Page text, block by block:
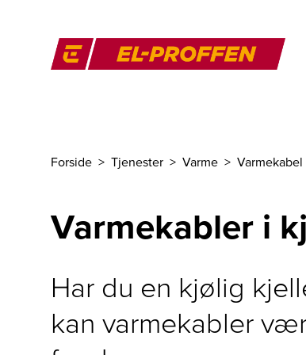
Forside Tjenester Varme Varmekabel
Varmekabler i
Har du en kjølig
kan varmekabler